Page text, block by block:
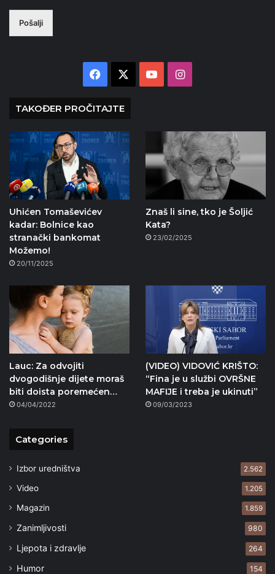
Pošalji
Facebook YouTubeInstagram
TAKOĐER PROČITAJTE
Uhićen Tomaševićev
kadar: Bolnice kao
stranački bankomat
Možemo!
20/11/2025
Znaš li sine, tko je Šoljić
Kata?
23/02/2025
Lauc: Za odvojiti
dvogodišnje dijete moraš
biti doista poremećen…
04/04/2022
(VIDEO) VIDOVIĆ KRIŠTO:
“Fina je u službi OVRŠNE
MAFIJE i treba je ukinuti”
09/03/2023
Categories
Izbor uredništva 2.562
Video 1.205
Magazin 1.859
Zanimljivosti 980
Ljepota i zdravlje 264
Humor 154